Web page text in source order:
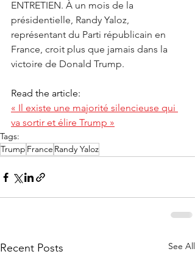
ENTRETIEN. À un mois de la
présidentielle, Randy Yaloz,
représentant du Parti républicain en
France, croit plus que jamais dans la
victoire de Donald Trump.
Read the article:
« Il existe une majorité silencieuse qui
va sortir et élire Trump »
Tags:
Trump France Randy Yaloz
Recent Posts See All